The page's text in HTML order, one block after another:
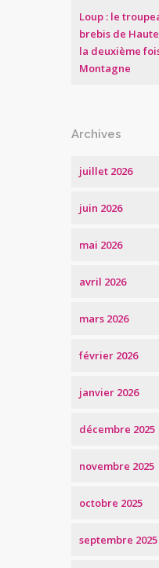
Loup : le
brebis de
la deuxième
Montagne
Archives
juillet 2026
juin 2026
mai 2026
avril 2026
mars 2026
février 2026
janvier 2026
décembre 2025
novembre 2025
octobre 2025
septembre 2025